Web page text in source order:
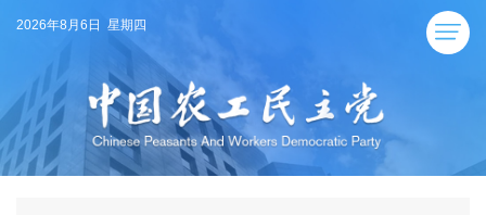
2026年8月6日 星期四